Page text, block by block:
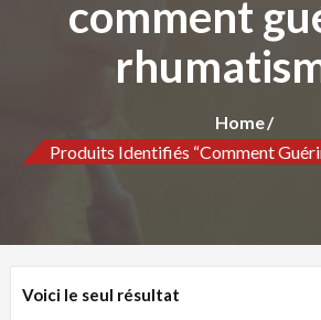
comment
Home
Produits Identifiés “comment
Voici le seul résultat